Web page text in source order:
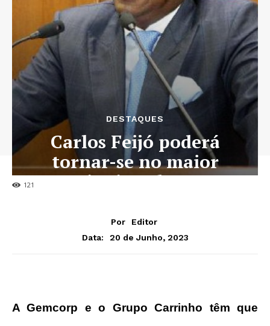
121
DESTAQUES
Carlos Feijó poderá
tornar-se no maior
accionista do BFA
Por
Editor
Data:
20 de Junho, 2023
A Gemcorp e o Grupo Carrinho têm que